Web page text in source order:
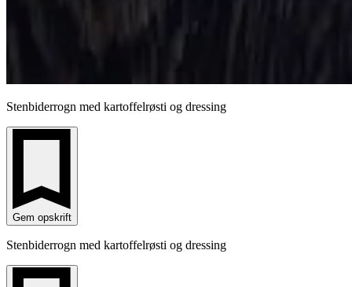
Stenbiderrogn med kartoffelrøsti og dressing
Gem opskrift
Stenbiderrogn med kartoffelrøsti og dressing